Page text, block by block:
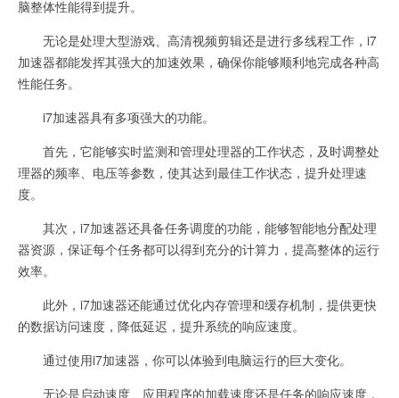
脑整体性能得到提升。
无论是处理大型游戏、高清视频剪辑还是进行多线程工作，i7
加速器都能发挥其强大的加速效果，确保你能够顺利地完成各种高
性能任务。
i7加速器具有多项强大的功能。
首先，它能够实时监测和管理处理器的工作状态，及时调整处
理器的频率、电压等参数，使其达到最佳工作状态，提升处理速
度。
其次，i7加速器还具备任务调度的功能，能够智能地分配处理
器资源，保证每个任务都可以得到充分的计算力，提高整体的运行
效率。
此外，i7加速器还能通过优化内存管理和缓存机制，提供更快
的数据访问速度，降低延迟，提升系统的响应速度。
通过使用i7加速器，你可以体验到电脑运行的巨大变化。
无论是启动速度、应用程序的加载速度还是任务的响应速度，